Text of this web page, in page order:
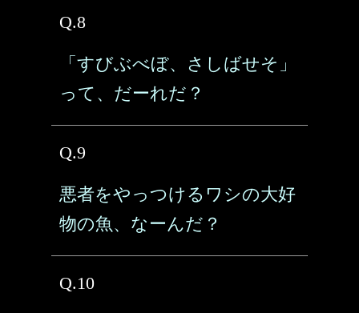
Q.8
「すびぶべぼ、さしばせそ」
って、だーれだ？
Q.9
悪者をやっつけるワシの大好
物の魚、なーんだ？
Q.10